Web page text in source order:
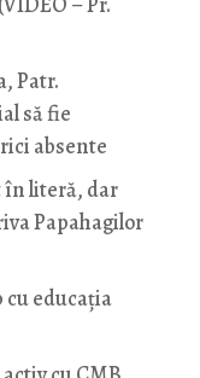
Patr.
să fie
absente
în literă, dar
Papahagilor
educaţia